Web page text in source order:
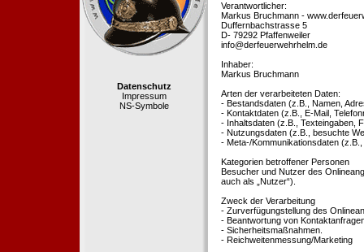
Datenschutz
Impressum
NS-Symbole
Verantwortlicher:
Markus Bruchmann -
Duffernbachstrasse 5
D- 79292 Pfaffenweiler
info@derfeuerwehrhelm.de
Inhaber:
Markus Bruchmann
Arten der verarbeiteten Daten:
- Bestandsdaten (z.B., Namen,
- Kontaktdaten (z.B., E-Mail,
- Inhaltsdaten (z.B., Texteingaben,
- Nutzungsdaten (z.B., besuchte
- Meta-/Kommunikationsdaten
Kategorien betroffener Personen
Besucher und Nutzer des
auch als „Nutzer“).
Zweck der Verarbeitung
- Zurverfügungstellung des
- Beantwortung von
- Sicherheitsmaßnahmen.
- Reichweitenmessung/Marketing